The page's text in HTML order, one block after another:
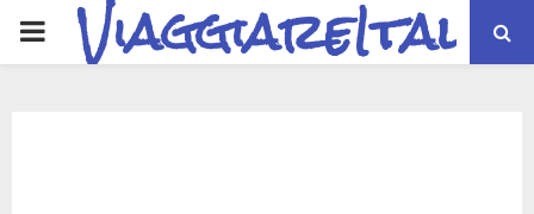
PRIMARYViaggiareItalia